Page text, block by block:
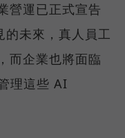
營運已正式宣告
未來，真人員工
而企業也將面臨
理這些 AI